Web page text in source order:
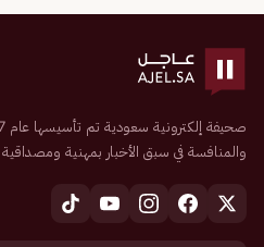
والمنافسة في سبق الأخبار بمهنية